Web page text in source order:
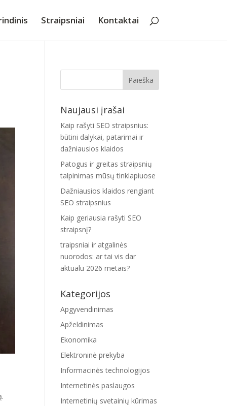
Straipsniai Kontaktai
Naujausi įrašai
Kaip rašyti SEO straipsnius:
būtini dalykai, patarimai ir
dažniausios klaidos
Patogus ir greitas straipsnių
talpinimas mūsų tinklapiuose
Dažniausios klaidos rengiant
SEO straipsnius
Kaip geriausia rašyti SEO
straipsnį?
traipsniai ir atgalinės
nuorodos: ar tai vis dar
aktualu 2026 metais?
Kategorijos
Apgyvendinimas
Apželdinimas
Ekonomika
Elektroninė prekyba
Informacinės technologijos
Internetinės paslaugos
Internetinių svetainių kūrimas